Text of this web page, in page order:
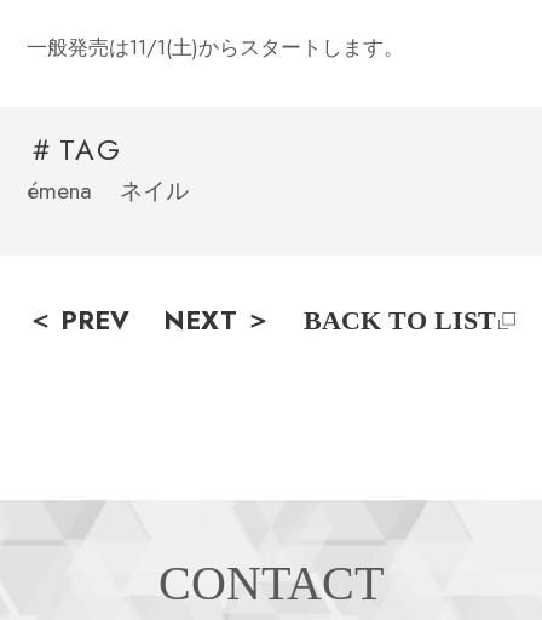
一般発売は11/1(土)からスタートします。
＃TAG
émena ネイル
＜ PREV NEXT ＞ BACK TO LIST
CONTACT